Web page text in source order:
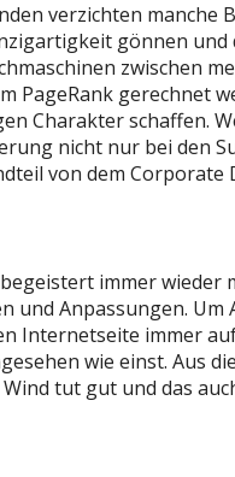
verzichten
gönnen
zwischen
PageRank gerechnet
Charakter schaffen.
nicht nur bei den
von dem Corporate
immer
und Anpassungen.
Internetseite immer
wie einst. Aus
tut gut und das